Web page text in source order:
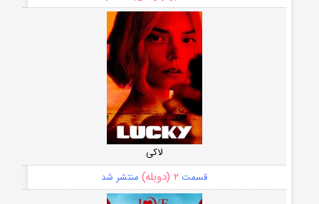
لاکی
قسمت ۲ (دوبله) منتشر شد